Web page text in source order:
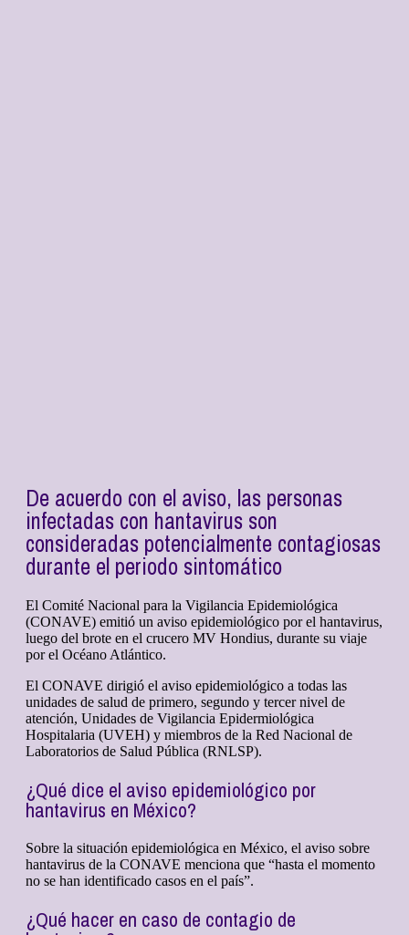
De acuerdo con el aviso, las personas
infectadas con hantavirus son
consideradas potencialmente contagiosas
durante el periodo sintomático
El Comité Nacional para la Vigilancia Epidemiológica
(CONAVE) emitió un aviso epidemiológico por el hantavirus,
luego del brote en el crucero MV Hondius, durante su viaje
por el Océano Atlántico.
El CONAVE dirigió el aviso epidemiológico a todas las
unidades de salud de primero, segundo y tercer nivel de
atención, Unidades de Vigilancia Epidermiológica
Hospitalaria (UVEH) y miembros de la Red Nacional de
Laboratorios de Salud Pública (RNLSP).
¿Qué dice el aviso epidemiológico por
hantavirus en México?
Sobre la situación epidemiológica en México, el aviso sobre
hantavirus de la CONAVE menciona que “hasta el momento
no se han identificado casos en el país”.
¿Qué hacer en caso de contagio de